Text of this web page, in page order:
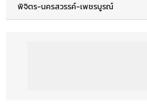
พิจิตร-นครสวรรค์-เพชรบูรณ์